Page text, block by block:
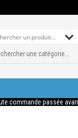
commande passée